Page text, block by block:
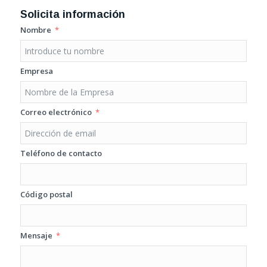
Solicita información
Nombre
Empresa
Correo electrónico
Teléfono de contacto
Código postal
Mensaje